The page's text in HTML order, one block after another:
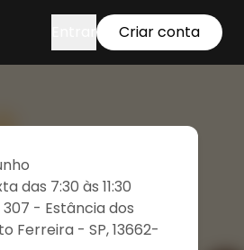
Criar conta
das 7:30 às 11:30
307 - Estância dos
Ferreira - SP, 13662-